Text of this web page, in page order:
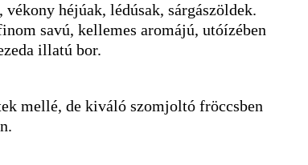
héjúak, lédúsak, sárgászöldek.
savú, kellemes aromájú, utóízében
illatú bor.
mellé, de kiváló szomjoltó fröccsben